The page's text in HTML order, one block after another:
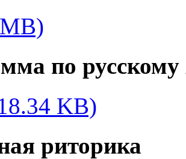
по русскому
KB)
риторика